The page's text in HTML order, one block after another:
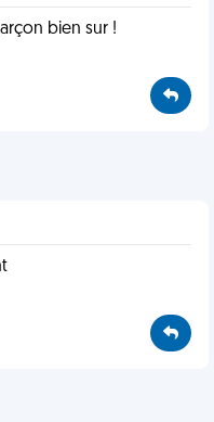
bien sur !